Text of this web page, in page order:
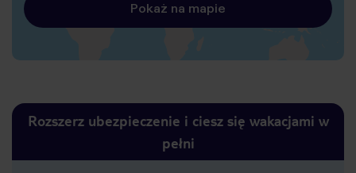
Pokaż na mapie
Rozszerz ubezpieczenie i ciesz się wakacjami w
pełni